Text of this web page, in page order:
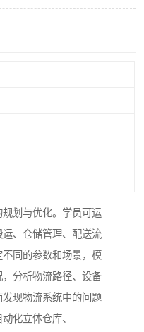
划与优化。学员可运
、仓储管理、配送流
同的参数和场景，模
分析物流路径、设备
现物流系统中的问题
化立体仓库、